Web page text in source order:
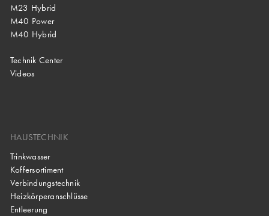
M23 Hybrid
M40 Power
M40 Hybrid
Technik Center
Videos
HAUSTECHNIK
Trinkwasser
Koffersortiment
Verbindungstechnik
Heizkörperanschlüsse
Entleerung